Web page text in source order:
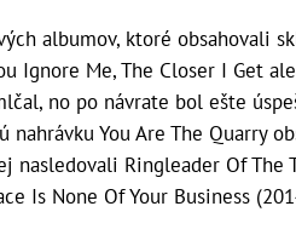
albumov, ktoré obsahovali
Ignore Me, The Closer I Get
no po návrate bol ešte
nahrávku You Are The Quarry
nasledovali Ringleader Of The
Is None Of Your Business